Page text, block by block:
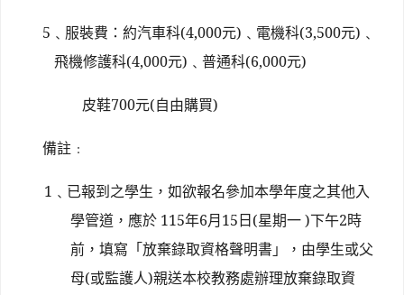
5 ﹑服裝費：約汽車科(4,000元)﹑電機科(3,500元)﹑
飛機修護科(4,000元)﹑普通科(6,000元)
皮鞋700元(自由購買)
備註﹕
1 ﹑已報到之學生，如欲報名參加本學年度之其他入
學管道，應於 115年6月15日(星期一)下午2時
前，填寫「放棄錄取資格聲明書」，由學生或父
母(或監護人)親送本校教務處辦理放棄錄取資